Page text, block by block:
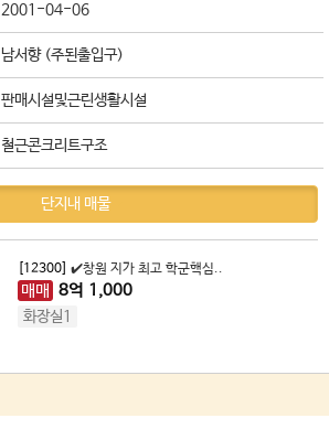
2001-04-06
남서향 (주된출입구)
판매시설및근린생활시설
철근콘크리트구조
단지내 매물
[12300] ✔️창원 지가 최고 학군핵심..
매매 8억 1,000
화장실1